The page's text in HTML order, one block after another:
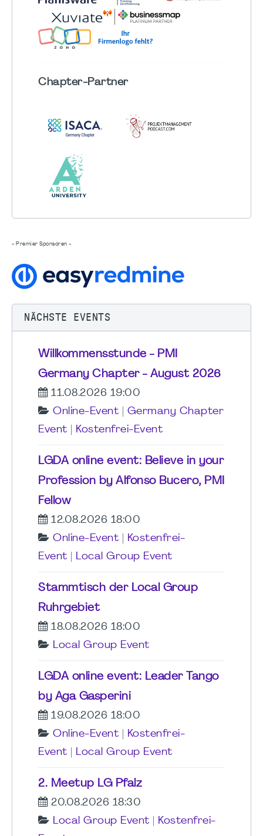
Chapter-Partner
- Premier Sponsoren -
NÄCHSTE EVENTS
Willkommensstunde - PMI
Germany Chapter - August 2026
11.08.2026 19:00
Online-Event
Germany Chapter
Event
Kostenfrei-Event
LGDA online event: Believe in your
Profession by Alfonso Bucero, PMI
Fellow
12.08.2026 18:00
Online-Event
Kostenfrei-
Event
Local Group Event
Stammtisch der Local Group
Ruhrgebiet
18.08.2026 18:00
Local Group Event
LGDA online event: Leader Tango
by Aga Gasperini
19.08.2026 18:00
Online-Event
Kostenfrei-
Event
Local Group Event
2. Meetup LG Pfalz
20.08.2026 18:30
Local Group Event
Kostenfrei-